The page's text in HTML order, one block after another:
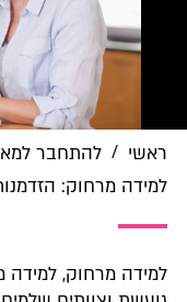
ראשי / להתחבר
למידה מרחוק:
למידה מרחוק, למידה